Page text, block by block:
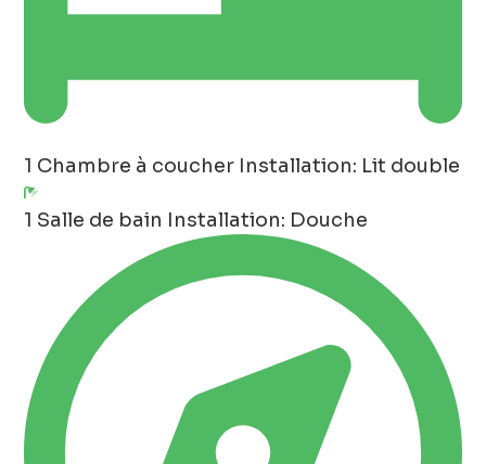
1 Chambre à coucher Installation: Lit double
1 Salle de bain Installation: Douche